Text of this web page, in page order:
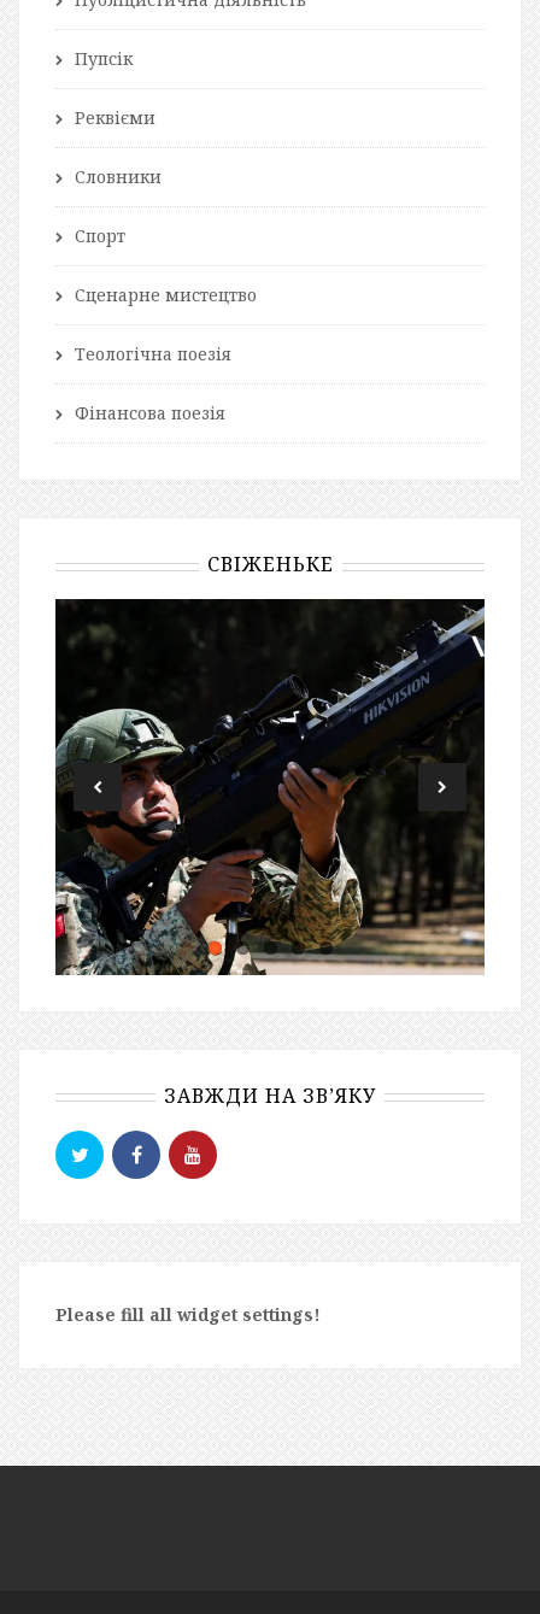
Пупсік
Реквієми
Словники
Спорт
Сценарне мистецтво
Теологічна поезія
Фінансова поезія
СВІЖЕНЬКЕ
ЗАВЖДИ НА ЗВ’ЯКУ
Please fill all widget settings!